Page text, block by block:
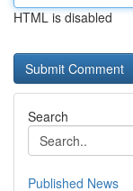
HTML is disabled
Search
Published News